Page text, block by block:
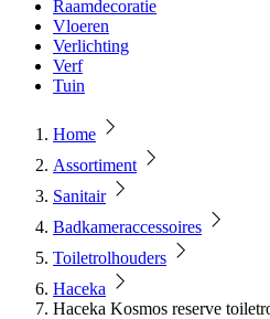
Raamdecoratie
Vloeren
Verlichting
Verf
Tuin
Home
Assortiment
Sanitair
Badkameraccessoires
Toiletrolhouders
Haceka
Haceka Kosmos reserve